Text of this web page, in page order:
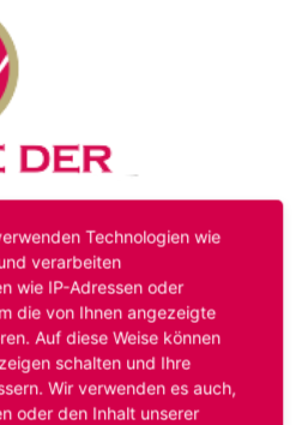
Datenschutz
Stellenangebot ist
Stellenanzeigen finden
personal.de/stellenangebote
initiativund wir suchen für Sie
Technologien wie
verarbeiten
wie IP-Adressen oder
die von Ihnen angezeigte
Auf diese Weise können
schalten und Ihre
Wir verwenden es auch,
oder den Inhalt unserer